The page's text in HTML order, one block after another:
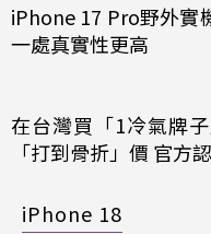
iPhone 17 Pro野外實
一處真實性更高
在台灣買「1冷氣牌
「打到骨折」價 官方
iPhone 18